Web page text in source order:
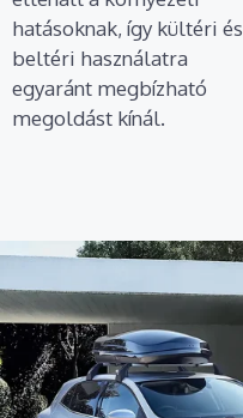
hatásoknak, így kültéri és
beltéri használatra
egyaránt megbízható
megoldást kínál.